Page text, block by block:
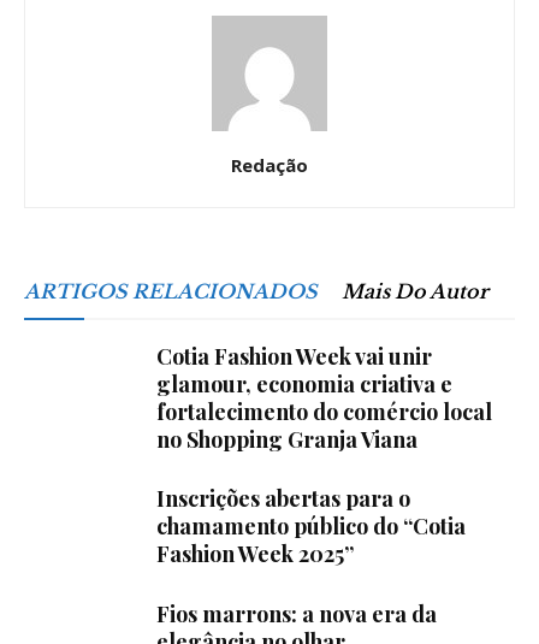
Redação
ARTIGOS RELACIONADOS Mais Do Autor
Cotia Fashion Week vai unir
glamour, economia criativa e
fortalecimento do comércio local
no Shopping Granja Viana
Inscrições abertas para o
chamamento público do “Cotia
Fashion Week 2025”
Fios marrons: a nova era da